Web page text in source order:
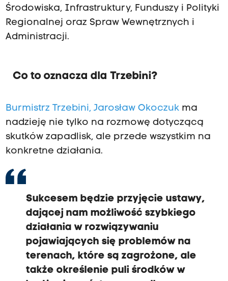
Środowiska, Infrastruktury, Funduszy i Polityki
Regionalnej oraz Spraw Wewnętrznych i
Administracji.
Co to oznacza dla Trzebini?
Burmistrz Trzebini, Jarosław Okoczukma
nadzieję nie tylko na rozmowę dotyczącą
skutków zapadlisk, ale przede wszystkim na
konkretne działania.
Sukcesem będzie przyjęcie ustawy,
dającej nam możliwość szybkiego
działania w rozwiązywaniu
pojawiających się problemów na
terenach, które są zagrożone, ale
także określenie puli środków w